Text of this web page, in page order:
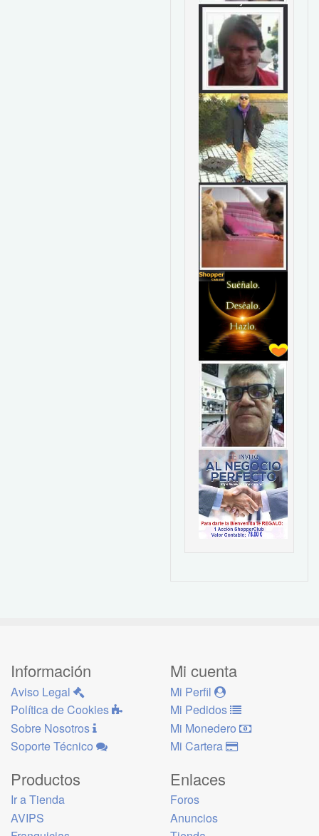
Información
Aviso Legal
Política de Cookies
Sobre Nosotros
Soporte Técnico
Mi cuenta
Mi Perfil
Mi Pedidos
Mi Monedero
Mi Cartera
Productos
Ir a Tienda
AVIPS
Enlaces
Foros
Anuncios